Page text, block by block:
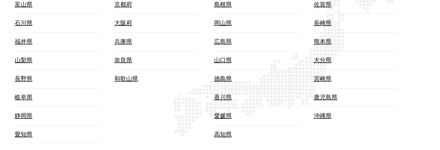
富山県
石川県
福井県
山梨県
長野県
岐阜県
静岡県
愛知県
京都府
大阪府
兵庫県
奈良県
和歌山県
島根県
岡山県
広島県
山口県
徳島県
香川県
愛媛県
高知県
佐賀県
長崎県
熊本県
大分県
宮崎県
鹿児島県
沖縄県